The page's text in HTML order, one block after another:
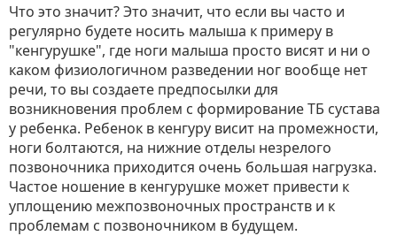
Что это значит? Это значит, что если вы часто и
регулярно будете носить малыша к примеру в
"кенгурушке", где ноги малыша просто висят и ни о
каком физиологичном разведении ног вообще нет
речи, то вы создаете предпосылки для
возникновения проблем с формирование ТБ сустава
у ребенка. Ребенок в кенгуру висит на промежности,
ноги болтаются, на нижние отделы незрелого
позвоночника приходится очень большая нагрузка.
Частое ношение в кенгурушке может привести к
уплощению межпозвоночных пространств и к
проблемам с позвоночником в будущем.